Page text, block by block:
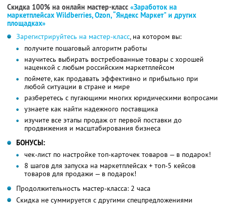
Скидка 100% на онлайн мастер-класс «Заработок на
маркетплейсах Wildberries, Ozon, “Яндекс Маркет" и других
площадках»
Зарегистрируйтесь на мастер-класс, на котором вы:
получите пошаговый алгоритм работы
научитесь выбирать востребованные товары с хорошей
наценкой с любым российским маркетплейсом
поймете, как продавать эффективно и прибыльно при
любой ситуации в стране и мире
разберетесь с пугающими многих юридическими вопросами
узнаете как найти надежного поставщика
изучите все этапы продаж от первой поставки до
продвижения и масштабирования бизнеса
БОНУСЫ:
чек-лист по настройке топ-карточек товаров — в подарок!
8 шагов для запуска на маркетплейсах + топ-5 кейсов
товаров для продажи — в подарок!
Продолжительность мастер-класса: 2 часа
Скидка не суммируется с другими спецпредложениями